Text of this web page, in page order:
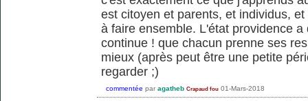
est citoyen et parents, et individus,
à faire ensemble. L'état providence
continue ! que chacun prenne ses
mieux (après peut être une petite
regarder ;)
commentée par agatheb Crapaud fou 01-Mars-2018